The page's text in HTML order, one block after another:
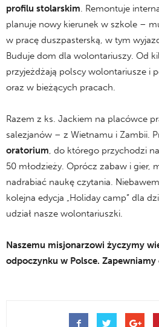
profilu stolarskim. Remontuje
planuje nowy kierunek w szkole –
w pracę duszpasterską, w tym
Buduje dom dla wolontariuszy. Od
przyjeżdżają polscy wolontariusze i
oraz w bieżących pracach.
Razem z ks. Jackiem na placówce
salezjanów – z Wietnamu i Zambii.
oratorium, do którego przychodzi
50 młodzieży. Oprócz zabaw i gier,
nadrabiać naukę czytania.
kolejna edycja „Holiday camp” dla
udział nasze wolontariuszki.
Naszemu misjonarzowi życzymy
odpoczynku w Polsce.